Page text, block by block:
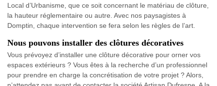
Local d’Urbanisme, que ce soit concernant le matériau de clôture,
la hauteur réglementaire ou autre. Avec nos paysagistes à
Domptin, chaque intervention se fera selon les règles de l’art.
Nous pouvons installer des clôtures décoratives
Vous prévoyez d’installer une clôture décorative pour orner vos
espaces extérieurs ? Vous êtes à la recherche d’un professionnel
pour prendre en charge la concrétisation de votre projet ? Alors,